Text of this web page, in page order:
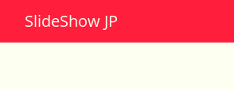
SlideShow JP